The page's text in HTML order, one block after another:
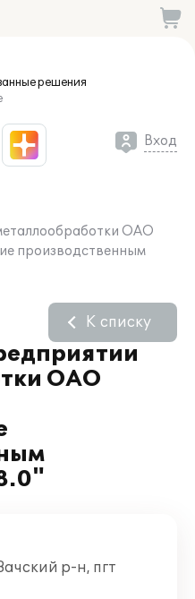
решения
Вход
ОАО
производственным
ОАО
К списку
р-н, пгт